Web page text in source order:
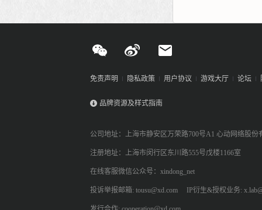
免责声明 隐私政策 用户协议 游戏大厅 论坛
品牌资源及样式指南
公司地址：上海市静安区万荣路700号A1 心动网络股份
注册地址：上海市闵行区东川路555号戊楼1166室
在线客服微信公众号：xindong_net
投诉举报邮箱: tousu@xd.com IP衍生&授权业务: